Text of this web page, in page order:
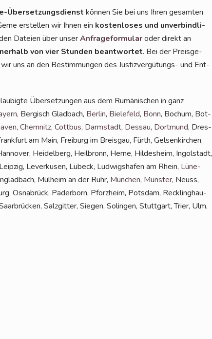
Über­set­zungs­dienst kön­nen Sie bei uns Ihren gesam­ten
erstel­len wir Ihnen ein kos­ten­lo­ses und unver­bind­li­
Datei­en über unserAnfra­ge­for­mu­laroder direkt an
von vier Stun­den beant­wor­tet. Bei der Preis­ge­
uns an den Bestim­mun­gen des Jus­tiz­ver­gü­tungs- und Ent­
Über­set­zun­gen aus dem Rumä­ni­schen in ganz
, Ber­gisch Glad­bach, Ber­lin, Bie­le­feld, Bonn, Bochum, Bot­
, Chem­nitz, Cott­bus, Darm­stadt, Des­sau, Dort­mund, Dres­
am Main, Frei­burg im Breis­gau, Fürth, Gel­sen­kir­chen,
Hei­del­berg, Heil­bronn, Her­ne, Hil­des­heim, Ingol­stadt,
Lever­ku­sen, Lübeck, Lud­wigs­ha­fen am Rhein, Lüne­
Mül­heim an der Ruhr, Mün­chen, Müns­ter, Neuss,
Osna­brück, Pader­born, Pforz­heim, Pots­dam, Reck­ling­hau­
Salz­git­ter, Sie­gen, Solin­gen, Stutt­gart, Trier, Ulm,